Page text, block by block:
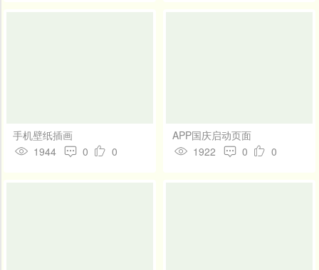
手机壁纸插画
1944
0 0
APP国庆启动页面
1922
0 0